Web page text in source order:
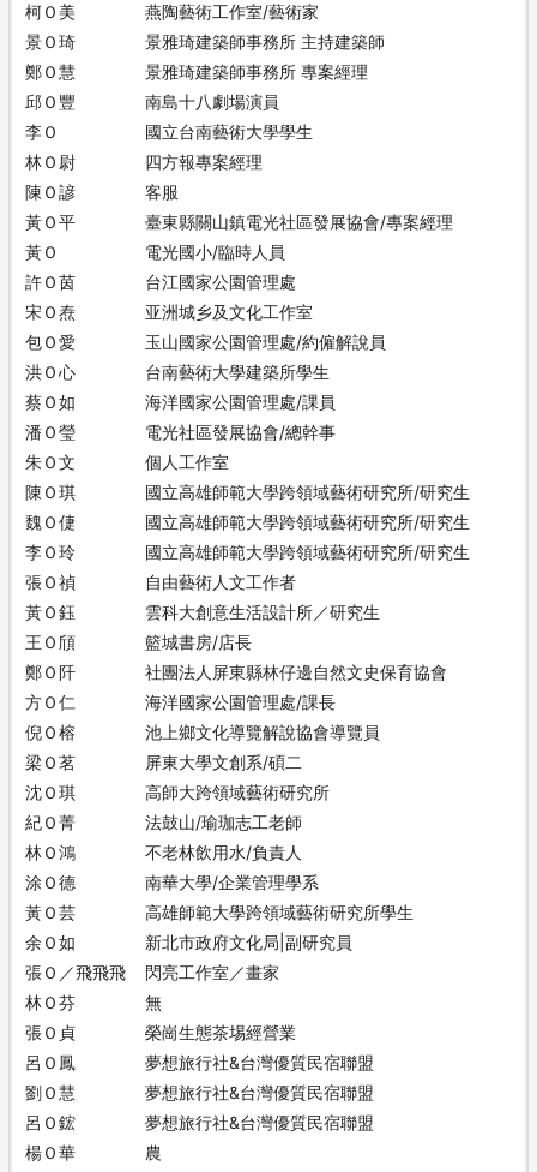
柯Ｏ美
燕陶藝術工作室/藝術家
景Ｏ琦
景雅琦建築師事務所 主持建築師
鄭Ｏ慧
景雅琦建築師事務所 專案經理
邱Ｏ豐
南島十八劇場演員
李Ｏ
國立台南藝術大學學生
林Ｏ尉
四方報專案經理
陳Ｏ諺
客服
黃Ｏ平
臺東縣關山鎮電光社區發展協會/專案經理
黃Ｏ
電光國小/臨時人員
許Ｏ茵
台江國家公園管理處
宋Ｏ焘
亚洲城乡及文化工作室
包Ｏ愛
玉山國家公園管理處/約僱解說員
洪Ｏ心
台南藝術大學建築所學生
蔡Ｏ如
海洋國家公園管理處/課員
潘Ｏ瑩
電光社區發展協會/總幹事
朱Ｏ文
個人工作室
陳Ｏ琪
國立高雄師範大學跨領域藝術研究所/研究生
魏Ｏ倢
國立高雄師範大學跨領域藝術研究所/研究生
李Ｏ玲
國立高雄師範大學跨領域藝術研究所/研究生
張Ｏ禎
自由藝術人文工作者
黃Ｏ鈺
雲科大創意生活設計所／研究生
王Ｏ頎
籃城書房/店長
鄭Ｏ阡
社團法人屏東縣林仔邊自然文史保育協會
方Ｏ仁
海洋國家公園管理處/課長
倪Ｏ榕
池上鄉文化導覽解說協會導覽員
梁Ｏ茗
屏東大學文創系/碩二
沈Ｏ琪
高師大跨領域藝術研究所
紀Ｏ菁
法鼓山/瑜珈志工老師
林Ｏ鴻
不老林飲用水/負責人
涂Ｏ德
南華大學/企業管理學系
黃Ｏ芸
高雄師範大學跨領域藝術研究所學生
余Ｏ如
新北市政府文化局|副研究員
張Ｏ／飛飛飛
閃亮工作室／畫家
林Ｏ芬
無
張Ｏ貞
榮崗生態茶埸經營業
呂Ｏ鳳
夢想旅行社&台灣優質民宿聯盟
劉Ｏ慧
夢想旅行社&台灣優質民宿聯盟
呂Ｏ鋐
夢想旅行社&台灣優質民宿聯盟
楊Ｏ華
農